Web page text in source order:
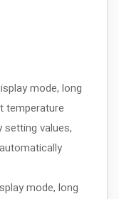
mode, long
temperature
values,
mode, long